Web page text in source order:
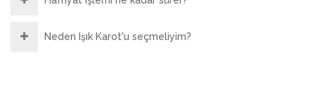
Neden Işık Karot'u seçmeliyim?